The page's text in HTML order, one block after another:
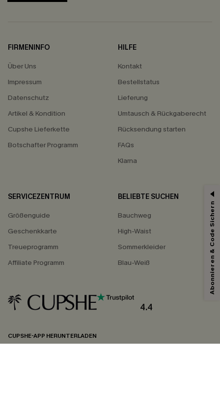
FIRMENINFO
Über Uns
Impressum
Datenschutz
Artikel & Kondition
Cupshe Lieferkette
Botschafter Programm
HILFE
Kontakt
Bestellstatus
Lieferung
Umtausch & Rückgaberecht
Rücksendung starten
FAQs
Klarna
SERVICEZENTRUM
Größenguide
Geschenkkarte
Treueprogramm
Affiliate Programm
BELIEBTE SUCHEN
Bauchweg
High-Waist
Sommerkleider
Blau-Weiß
4.4
CUPSHE-APP HERUNTERLADEN
Abonnieren & Code Sichern